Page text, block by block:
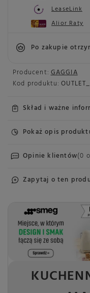
Producent: GAGGIA
Kod produktu:
Skład i ważne
Pokaż opis
Opinie klientów(0
Zapytaj o ten
LeaseLink
Alior Raty
Po zakupie